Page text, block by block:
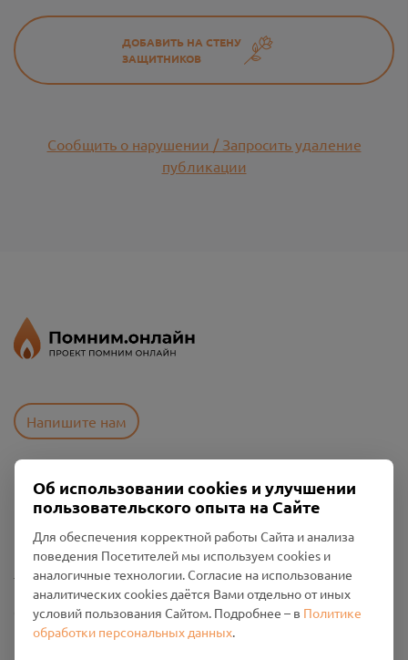
ДОБАВИТЬ НА СТЕНУ
ЗАЩИТНИКОВ
Сообщить о нарушении / Запросить удаление
публикации
Напишите нам
Пользовательское соглашение
Политика конфиденциальности
Промо-материалы
Настройки cookies
Общество с ограниченной ответственностью «Смоленский
Проект Помним»
Об использовании cookies и улучшении
пользовательского опыта на Сайте
Для обеспечения корректной работы Сайта и анализа
поведения Посетителей мы используем cookies и
аналогичные технологии. Согласие на использование
аналитических cookies даётся Вами отдельно от иных
условий пользования Сайтом. Подробнее – в Политике
обработки персональных данных.